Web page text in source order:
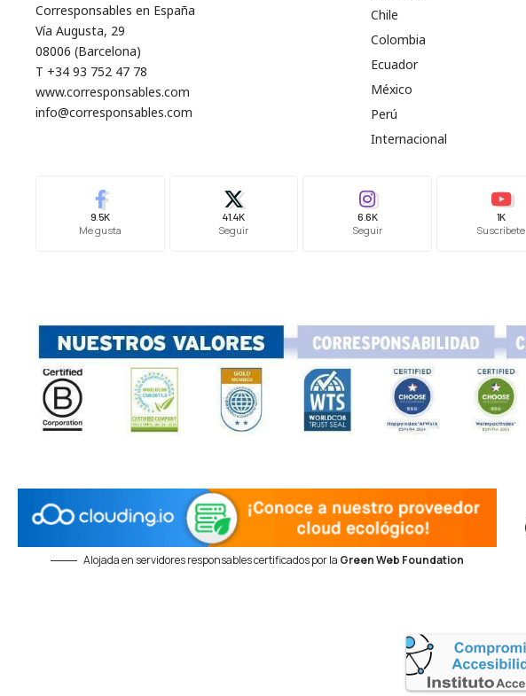
Corresponsables en España
Vía Augusta, 29
08006 (Barcelona)
T +34 93 752 47 78
www.corresponsables.com
info@corresponsables.com
Chile
Colombia
Ecuador
México
Perú
Internacional
9.5K
Me gusta
41.4K
Seguir
6.6K
Seguir
1K
Suscríbete
Alojada en servidores responsables certificados por la Green Web Foundation